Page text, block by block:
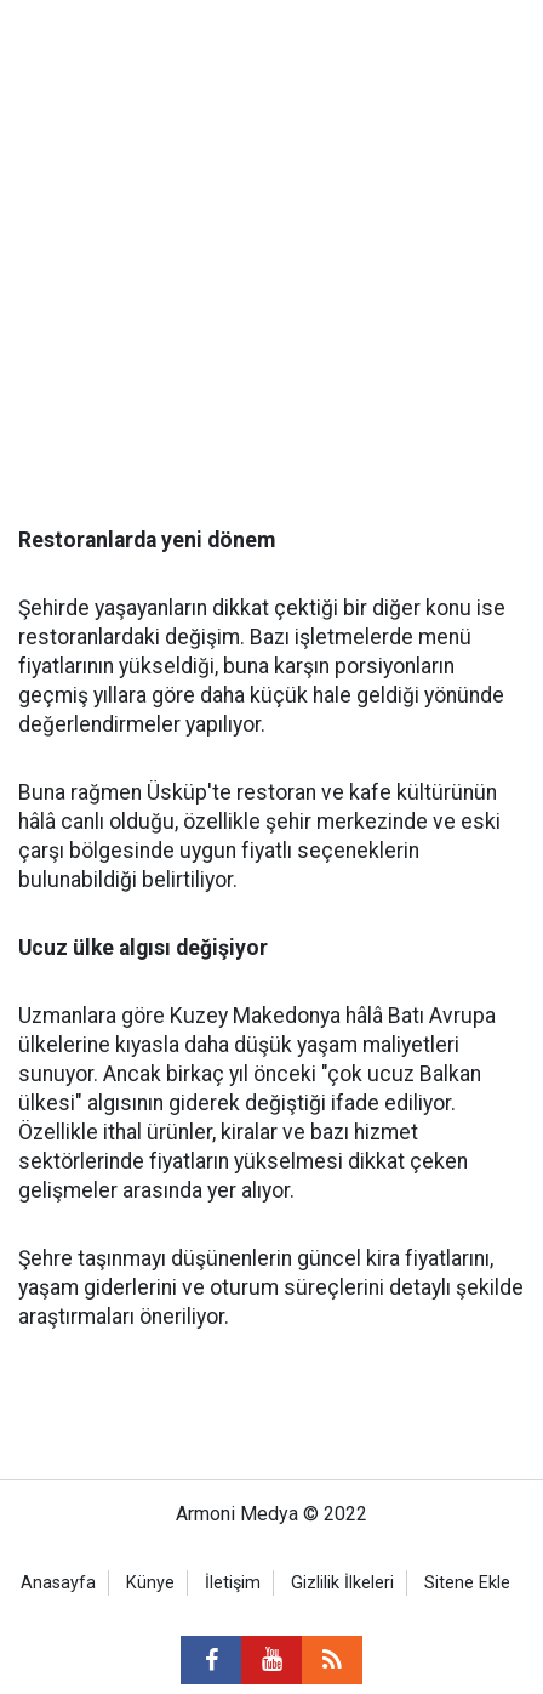
Restoranlarda yeni dönem
Şehirde yaşayanların dikkat çektiği bir diğer konu ise
restoranlardaki değişim. Bazı işletmelerde menü
fiyatlarının yükseldiği, buna karşın porsiyonların
geçmiş yıllara göre daha küçük hale geldiği yönünde
değerlendirmeler yapılıyor.
Buna rağmen Üsküp'te restoran ve kafe kültürünün
hâlâ canlı olduğu, özellikle şehir merkezinde ve eski
çarşı bölgesinde uygun fiyatlı seçeneklerin
bulunabildiği belirtiliyor.
Ucuz ülke algısı değişiyor
Uzmanlara göre Kuzey Makedonya hâlâ Batı Avrupa
ülkelerine kıyasla daha düşük yaşam maliyetleri
sunuyor. Ancak birkaç yıl önceki "çok ucuz Balkan
ülkesi" algısının giderek değiştiği ifade ediliyor.
Özellikle ithal ürünler, kiralar ve bazı hizmet
sektörlerinde fiyatların yükselmesi dikkat çeken
gelişmeler arasında yer alıyor.
Şehre taşınmayı düşünenlerin güncel kira fiyatlarını,
yaşam giderlerini ve oturum süreçlerini detaylı şekilde
araştırmaları öneriliyor.
Armoni Medya © 2022
Anasayfa Künye İletişim Gizlilik İlkeleri Sitene Ekle